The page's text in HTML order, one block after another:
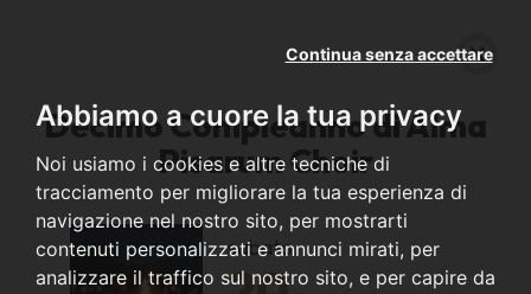
Abbiamo a cuore la tua privacy
Noi usiamo i cookies e altre tecniche di
tracciamento per migliorare la tua esperienza di
navigazione nel nostro sito, per mostrarti
contenuti personalizzati e annunci mirati, per
analizzare il traffico sul nostro sito, e per capire da
Continua senza accettare
Decimo Compleanno di Alma
Pisarum Choir
sabato